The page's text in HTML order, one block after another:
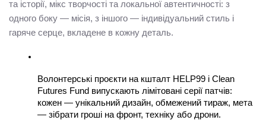
та історії, мікс творчості та локальної автентичності: з
одного боку — місія, з іншого — індивідуальний стиль і
гаряче серце, вкладене в кожну деталь.
Волонтерські проєкти на кшталт HELP99 і Clean
Futures Fund випускають лімітовані серії патчів:
кожен — унікальний дизайн, обмежений тираж, мета
— зібрати гроші на фронт, техніку або дрони.